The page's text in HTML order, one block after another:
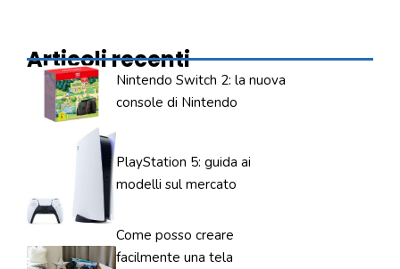
Articoli recenti
Nintendo Switch 2: la nuova
console di Nintendo
PlayStation 5: guida ai
modelli sul mercato
Come posso creare
facilmente una tela